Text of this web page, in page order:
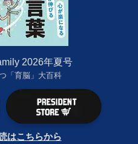
2026年夏号
「育脳」大百科
はこちらから